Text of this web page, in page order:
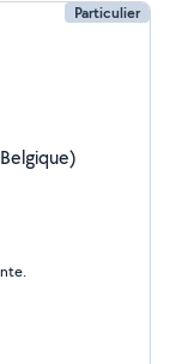
Particulier